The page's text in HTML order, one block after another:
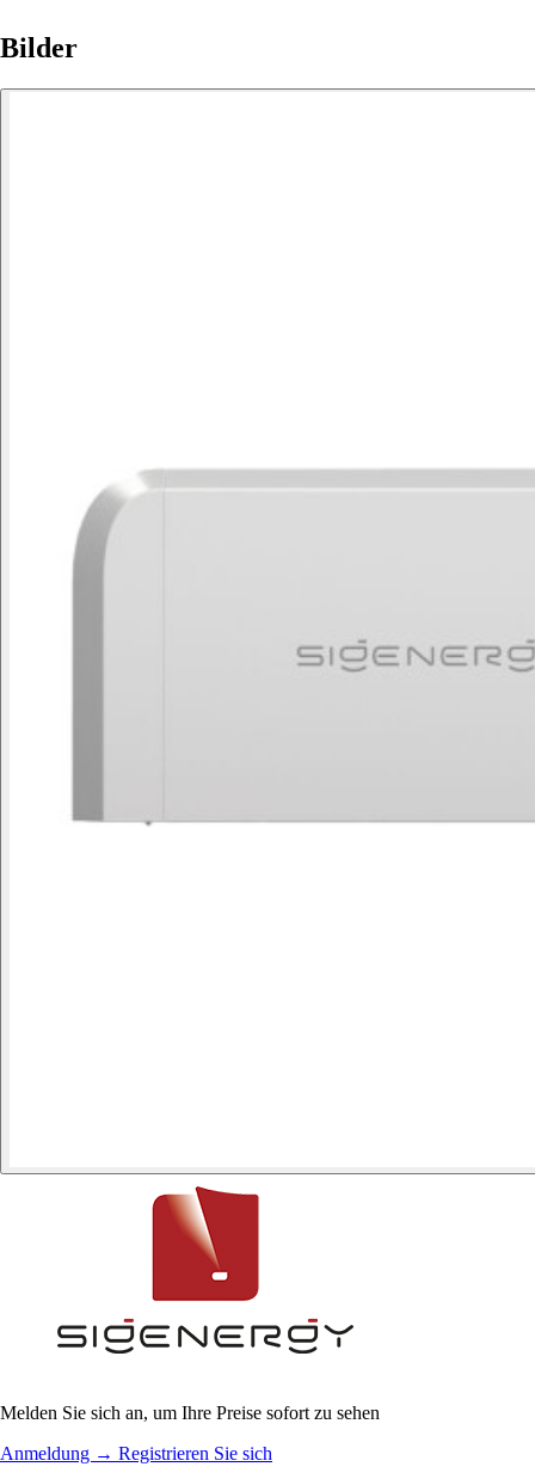
Bilder
Melden Sie sich an, um Ihre Preise sofort zu sehen
Anmeldung → Registrieren Sie sich